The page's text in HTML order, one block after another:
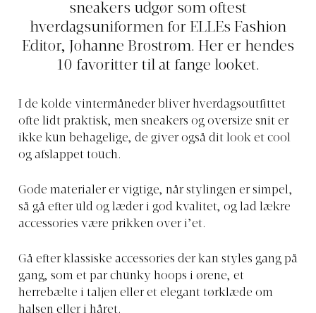
sneakers udgør som oftest
hverdagsuniformen for ELLEs Fashion
Editor, Johanne Brostrøm. Her er hendes
10 favoritter til at fange looket.
I de kolde vintermåneder bliver hverdagsoutfittet
ofte lidt praktisk, men sneakers og oversize snit er
ikke kun behagelige, de giver også dit look et cool
og afslappet touch.
Gode materialer er vigtige, når stylingen er simpel,
så gå efter uld og læder i god kvalitet, og lad lækre
accessories være prikken over i’et.
Gå efter klassiske accessories der kan styles gang på
gang, som et par chunky hoops i ørene, et
herrebælte i taljen eller et elegant tørklæde om
halsen eller i håret.